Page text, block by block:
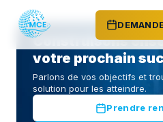
Construisons
votre prochain
Parlons de vos objectifs et
solution pour les atteindre.
Prendre